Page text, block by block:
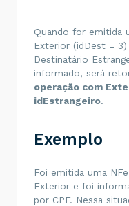
Quando for emitida
Exterior (idDest =
Destinatário
informado, será
operação com
idEstrangeiro.
Exemplo
Foi emitida uma
Exterior e foi
por CPF. Nessa